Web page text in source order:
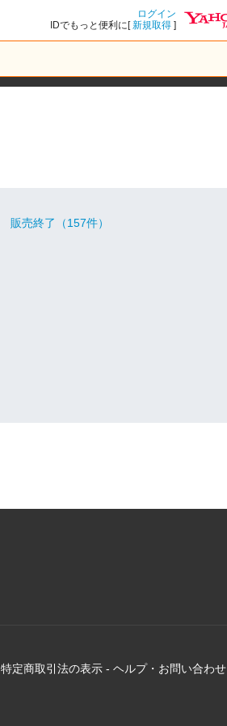
ログイン
IDでもっと便利に[新規取得 ]
販売終了（157件）
特定商取引法の表示 - ヘルプ・お問い合わせ